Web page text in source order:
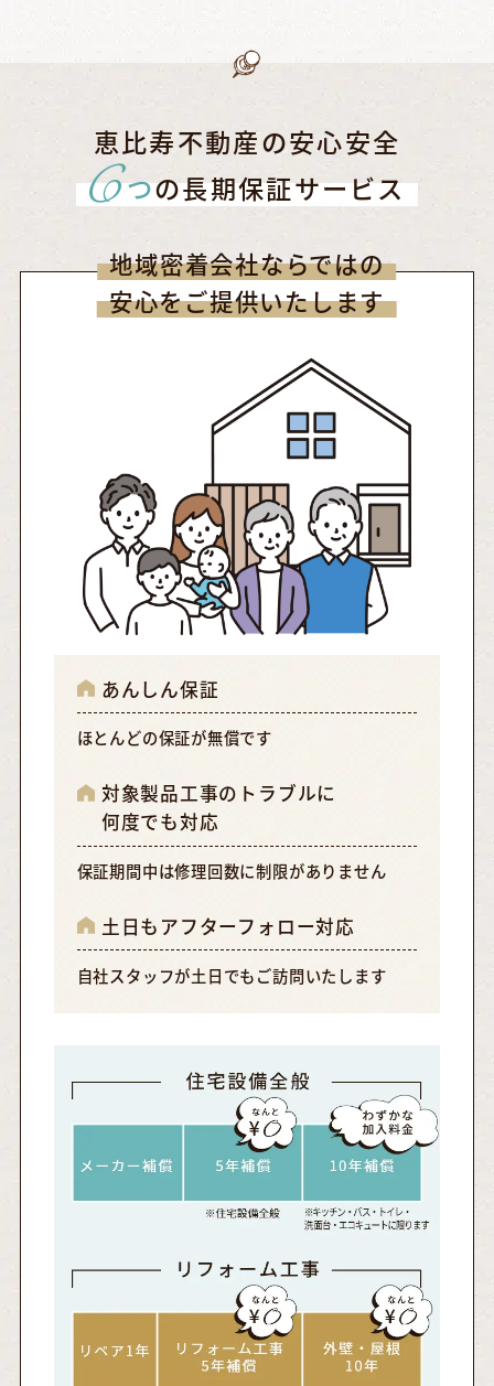
恵比寿不動産の安心安全
6つの長期保証サービス
地域密着会社ならではの
安心をご提供いたします
あんしん保証
ほとんどの保証が無償です
対象製品工事のトラブルに
何度でも対応
保証期間中は修理回数に制限がありません
土日もアフターフォロー対応
自社スタッフが土日でもご訪問いたします